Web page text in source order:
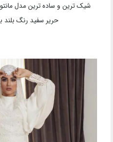
شیک ترین و ساده ترین مدل
حریر سفید رنگ بلند